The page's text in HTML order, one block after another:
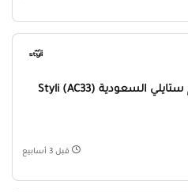
كود خصم ستايلي السعودية (AC33) Styli
قبل 3 أسابيع